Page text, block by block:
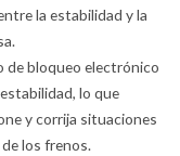
la estabilidad y la
de bloqueo electrónico
lo que
y corrija situaciones
los frenos.